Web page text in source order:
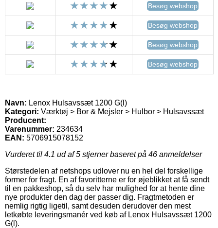
Besøg webshop
Besøg webshop
Besøg webshop
Besøg webshop
Navn: Lenox Hulsavssæt 1200 G(l)
Kategori: Værktøj > Bor & Mejsler > Hulbor > Hulsavssæt
Producent:
Varenummer: 234634
EAN: 5706915078152
Vurderet til 4.1 ud af 5 stjerner baseret på 46 anmeldelser
Størstedelen af netshops udlover nu en hel del forskellige
former for fragt. En af favoritterne er for øjeblikket at få sendt
til en pakkeshop, så du selv har mulighed for at hente dine
nye produkter den dag der passer dig. Fragtmetoden er
nemlig rigtig ligetil, samt desuden derudover den mest
letkøbte leveringsmanér ved køb af Lenox Hulsavssæt 1200
G(l).